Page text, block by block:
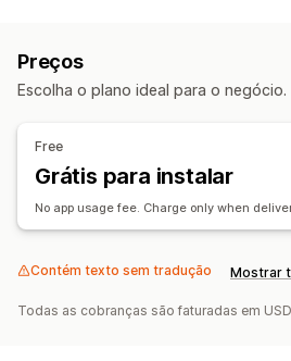
Eletrônicos
Brinquedos e jogos Produtos para
Automotivo
Locais para aquisição de produtos
Preços
Escolha o plano ideal para o negócio.
Free
Grátis para instalar
No app usage fee. Charge only when
Contém texto sem tradução Mostrar
Todas as cobranças são faturadas em